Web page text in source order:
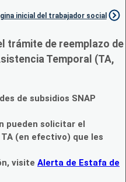
inicial del trabajador social
trámite de reemplazo de
Temporal (TA,
de subsidios SNAP
pueden solicitar el
(en efectivo) que les
visite Alerta de Estafa de